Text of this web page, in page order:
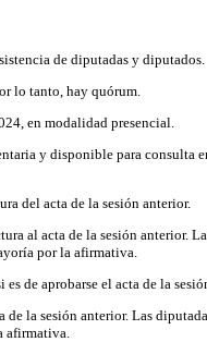
de diputadas y diputados.
lo tanto, hay quórum.
en modalidad presencial.
y disponible para
del acta de la sesión anterior.
al acta de la sesión anterior.
por la afirmativa.
de aprobarse el acta de la
de la sesión anterior. Las
afirmativa.